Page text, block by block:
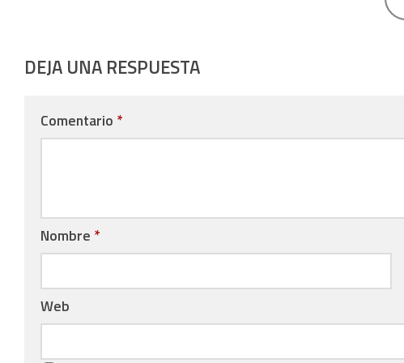
DEJA UNA RESPUESTA
Comentario *
Nombre *
Web